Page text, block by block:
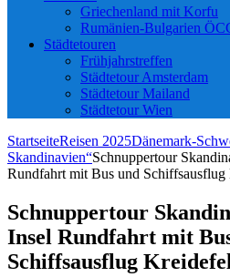
Griechenland mit Korfu
Rumänien-Bulgarien
Städtetouren
Frühjahrstreffen
Städtetour Amsterdam
Städtetour Mailand
Städtetour Wien
StartseiteReisen 2025Dänemark-
Skandinavien“Schnuppertour
Rundfahrt mit Bus und Schiffsausflug
Schnuppertour
Insel Rundfahrt mit
Schiffsausflug